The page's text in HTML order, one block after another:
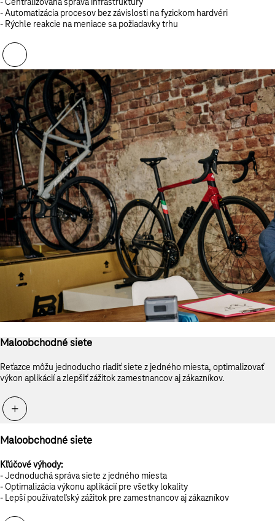
- Centralizovaná správa infraštruktúry
- Automatizácia procesov bez závislosti na fyzickom hardvéri
- Rýchle reakcie na meniace sa požiadavky trhu
Maloobchodné siete
Reťazce môžu jednoducho riadiť siete z jedného miesta, optimalizovať
výkon aplikácií a zlepšiť zážitok zamestnancov aj zákazníkov.
Maloobchodné siete
Kľúčové výhody:
- Jednoduchá správa siete z jedného miesta
- Optimalizácia výkonu aplikácií pre všetky lokality
- Lepší používateľský zážitok pre zamestnancov aj zákazníkov